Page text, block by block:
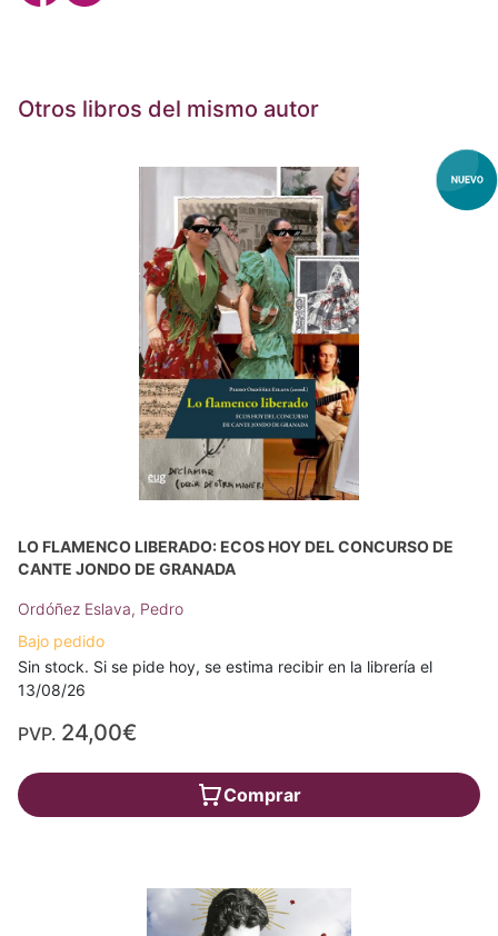
Otros libros del mismo autor
LO FLAMENCO LIBERADO: ECOS HOY DEL CONCURSO DE
CANTE JONDO DE GRANADA
Ordóñez Eslava, Pedro
Bajo pedido
Sin stock. Si se pide hoy, se estima recibir en la librería el
13/08/26
PVP. 24,00€
Comprar